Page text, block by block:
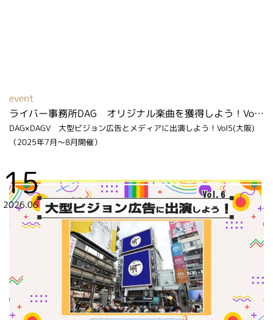
event
ライバー事務所DAG オリジナル楽曲を獲得しよう！Vol２（2026年2月～3月開催）
DAG×DAGV 大型ビジョン広告とメディアに出演しよう！Vol5(大阪)
（2025年7月～8月開催）
15
2026.06